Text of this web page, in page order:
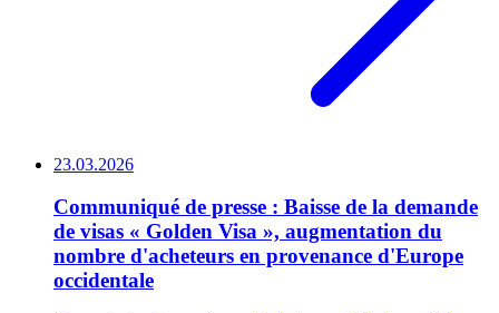
23.03.2026
Communiqué de presse : Baisse de la demande
de visas « Golden Visa », augmentation du
nombre d'acheteurs en provenance d'Europe
occidentale